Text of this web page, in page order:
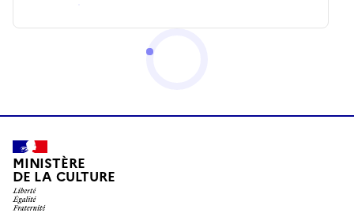
MINISTÈRE
DE LA CULTURE